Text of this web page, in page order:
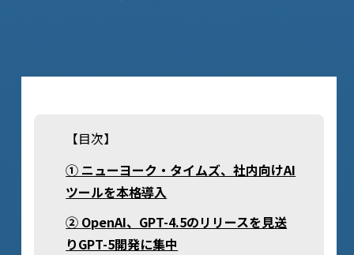
【目次】
① ニューヨーク・タイムズ、社内向けAI
ツールを本格導入
② OpenAI、GPT-4.5のリリースを見送
りGPT-5開発に集中